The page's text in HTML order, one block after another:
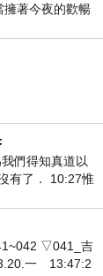
擁著今夜的歡暢
們得知真道以
有了． 10:27惟
烈火
▽041_吉
一 13:47:2